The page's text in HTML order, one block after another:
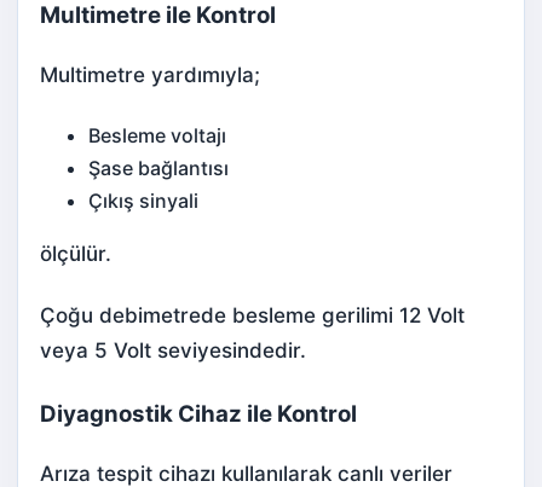
Multimetre ile Kontrol
Multimetre yardımıyla;
Besleme voltajı
Şase bağlantısı
Çıkış sinyali
ölçülür.
Çoğu debimetrede besleme gerilimi 12 Volt
veya 5 Volt seviyesindedir.
Diyagnostik Cihaz ile Kontrol
Arıza tespit cihazı kullanılarak canlı veriler